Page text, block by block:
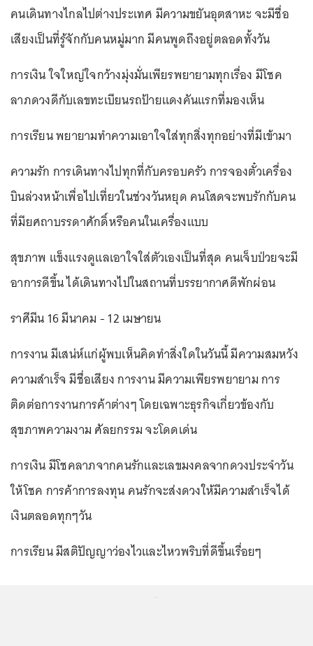
คนเดินทางไกลไปต่างประเทศ มีความขยันอุตสาหะ จะมีชื่อ
เสียงเป็นที่รู้จักกับคนหมู่มาก มีคนพูดถึงอยู่ตลอดทั้งวัน
การเงิน ใจใหญ่ใจกว้างมุ่งมั่นเพียรพยายามทุกเรื่อง มีโชค
ลาภดวงดีกับเลขทะเบียนรถป้ายแดงคันแรกที่มองเห็น
การเรียน พยายามทำความเอาใจใส่ทุกสิ่งทุกอย่างที่มีเข้ามา
ความรัก การเดินทางไปทุกที่กับครอบครัว การจองตั๋วเครื่อง
บินล่วงหน้าเพื่อไปเที่ยวในช่วงวันหยุด คนโสดจะพบรักกับคน
ที่มียศถาบรรดาศักดิ์หรือคนในเครื่องแบบ
สุขภาพ แข็งแรงดูแลเอาใจใส่ตัวเองเป็นที่สุด คนเจ็บป่วยจะมี
อาการดีขึ้น ได้เดินทางไปในสถานที่บรรยากาศดีพักผ่อน
ราศีมีน 16 มีนาคม - 12 เมษายน
การงาน มีเสน่ห์แก่ผู้พบเห็นคิดทำสิ่งใดในวันนี้ มีความสมหวัง
ความสำเร็จ มีชื่อเสียง การงาน มีความเพียรพยายาม การ
ติดต่อการงานการค้าต่างๆ โดยเฉพาะธุรกิจเกี่ยวข้องกับ
สุขภาพความงาม ศัลยกรรม จะโดดเด่น
การเงิน มีโชคลาภจากคนรักและเลขมงคลจากดวงประจำวัน
ให้โชค การค้าการลงทุน คนรักจะส่งดวงให้มีความสำเร็จได้
เงินตลอดทุกๆวัน
การเรียน มีสติปัญญาว่องไวและไหวพริบที่ดีขึ้นเรื่อยๆ